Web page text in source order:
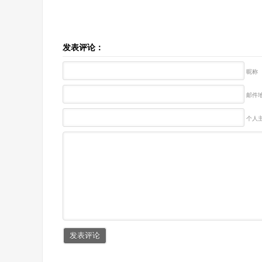
发表评论：
昵称
邮件
个人